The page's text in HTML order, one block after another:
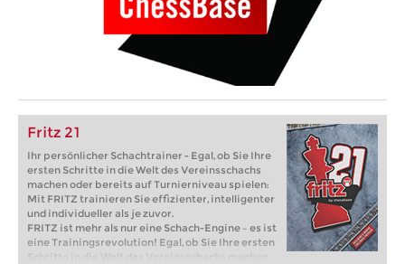
Fritz 21
Ihr persönlicher Schachtrainer - Egal, ob Sie Ihre
ersten Schritte in die Welt des Vereinsschachs
machen oder bereits auf Turnierniveau spielen:
Mit FRITZ trainieren Sie effizienter, intelligenter
und individueller als je zuvor.
FRITZ ist mehr als nur eine Schach-Engine – es ist
eine Trainingsrevolution! Egal, ob Sie Ihre ersten
Schritte in die Welt des Vereinsschachs machen